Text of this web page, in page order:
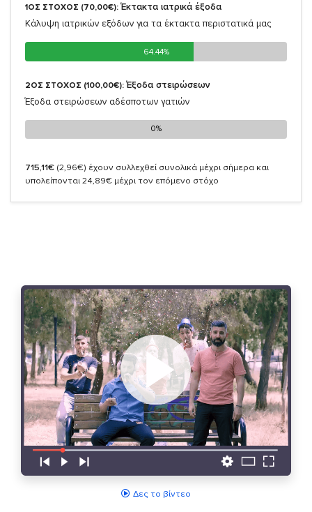
1ΟΣ ΣΤΟΧΟΣ (70,00€): Έκτακτα ιατρικά έξοδα
Κάλυψη ιατρικών εξόδων για τα έκτακτα περιστατικά μας
64.44%
64.44%
2ΟΣ ΣΤΟΧΟΣ (100,00€): Έξοδα στειρώσεων
Έξοδα στειρώσεων αδέσποτων γατιών
0%
0%
715,11€ (2,96€) έχουν συλλεχθεί συνολικά μέχρι σήμερα και
υπολείπονται 24,89€ μέχρι τον επόμενο στόχο
Δες το βίντεο